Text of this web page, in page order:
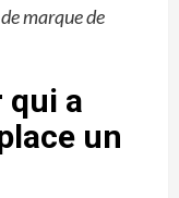
marque de
qui a
un